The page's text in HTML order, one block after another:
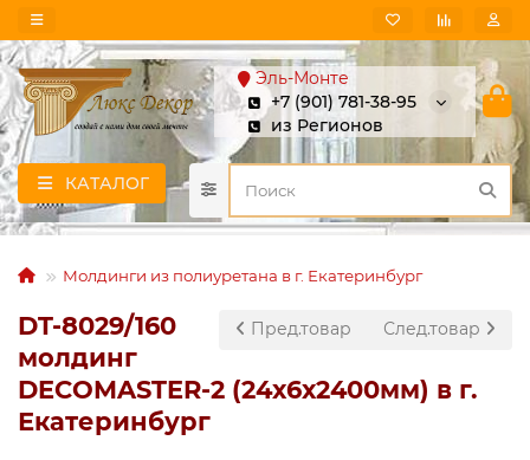
Эль-Монте
+7 (901) 781-38-95
из Регионов
КАТАЛОГ
Молдинги из полиуретана в г. Екатеринбург
Пред.товар След.товар
DT-8029/160
молдинг
DECOMASTER-2 (24х6х2400мм) в г.
Екатеринбург